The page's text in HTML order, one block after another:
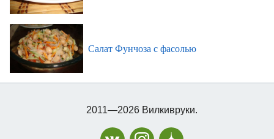
Салат Фунчоза с фасолью
2011—2026 Вилкивруки.